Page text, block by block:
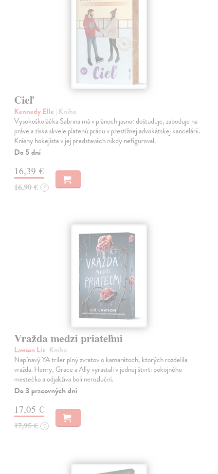
Cieľ
Kennedy Elle | Kniha
Vysokoškoláčka Sabrina má v plánoch jasno: doštuduje, zaboduje na
práve a získa skvele platenú prácu v prestížnej advokátskej kancelárii.
Krásny hokejista v jej predstavách nikdy nefiguroval.
Do 5 dní
16,39 €
16,90 € ?
Vražda medzi priateľmi
Lawson Liz| Kniha
Napínavý YA triler plný zvratov o kamarátoch, ktorých rozdelila
vražda. Henry, Grace a Ally vyrastali v jednej štvrti pokojného
mestečka a odjakživa boli nerozluční.
Do 3 pracovných dní
17,05 €
17,95 € ?